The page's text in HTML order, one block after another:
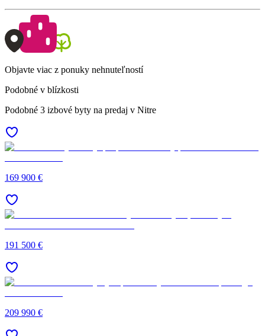
Objavte viac z ponuky nehnuteľností
Podobné v blízkosti
Podobné 3 izbové byty na predaj v Nitre
169 900 €
191 500 €
209 990 €